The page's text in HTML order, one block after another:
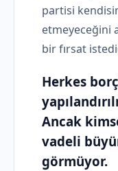
partisi
etmeyeceğini
bir fırsat
Herkes
Ancak
vadeli
görmüyor.